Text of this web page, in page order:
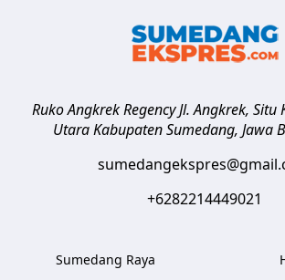
Ruko Angkrek Regency Jl. Angkrek, Situ
Utara Kabupaten Sumedang, Jawa
+6282214449021
Sumedang Raya